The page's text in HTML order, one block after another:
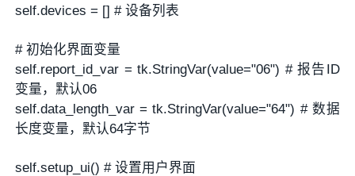
self.devices = [] # 设备列表
# 初始化界面变量
self.report_id_var = tk.StringVar(value="06") # 报告ID
变量，默认06
self.data_length_var = tk.StringVar(value="64") # 数据
长度变量，默认64字节
self.setup_ui() # 设置用户界面